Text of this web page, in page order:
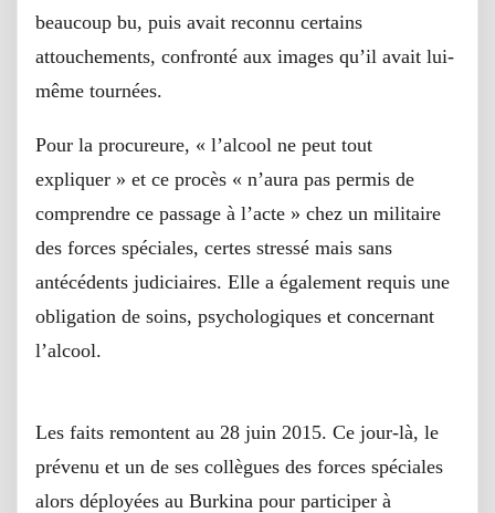
beaucoup bu, puis avait reconnu certains
attouchements, confronté aux images qu’il avait lui-
même tournées.
Pour la procureure, « l’alcool ne peut tout
expliquer » et ce procès « n’aura pas permis de
comprendre ce passage à l’acte » chez un militaire
des forces spéciales, certes stressé mais sans
antécédents judiciaires. Elle a également requis une
obligation de soins, psychologiques et concernant
l’alcool.
Les faits remontent au 28 juin 2015. Ce jour-là, le
prévenu et un de ses collègues des forces spéciales
alors déployées au Burkina pour participer à